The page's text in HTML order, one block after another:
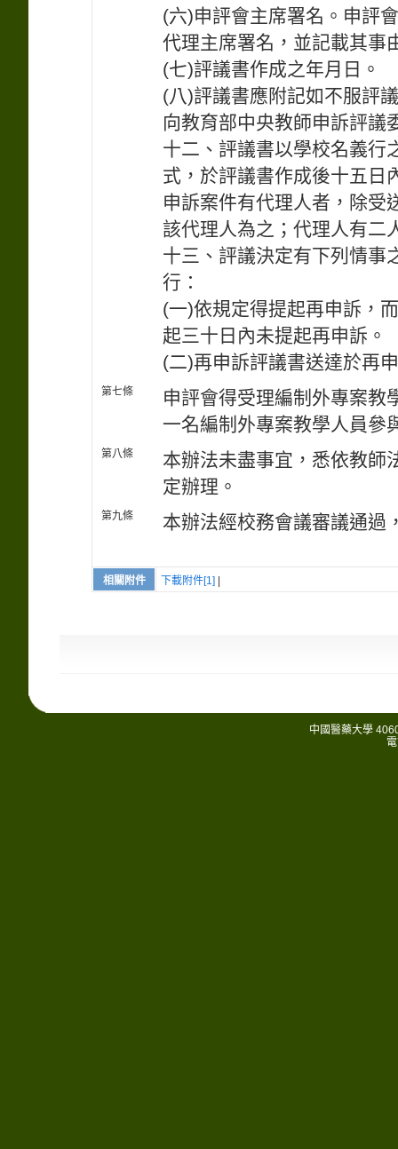
(六)申評會主席署名。申評
代理主席署名，並記載其事
(七)評議書作成之年月日。
(八)評議書應附記如不服評
向教育部中央教師申訴評議
十二、評議書以學校名義行
式，於評議書作成後十五日
申訴案件有代理人者，除受
該代理人為之；代理人有二
十三、評議決定有下列情事
行：
(一)依規定得提起再申訴，
起三十日內未提起再申訴。
(二)再申訴評議書送達於再
第七條
申評會得受理編制外專案教
一名編制外專案教學人員參
第八條
本辦法未盡事宜，悉依教師
定辦理。
第九條 本辦法經校務會議審議通過
相關附件 下載附件[1]
中國醫藥大學